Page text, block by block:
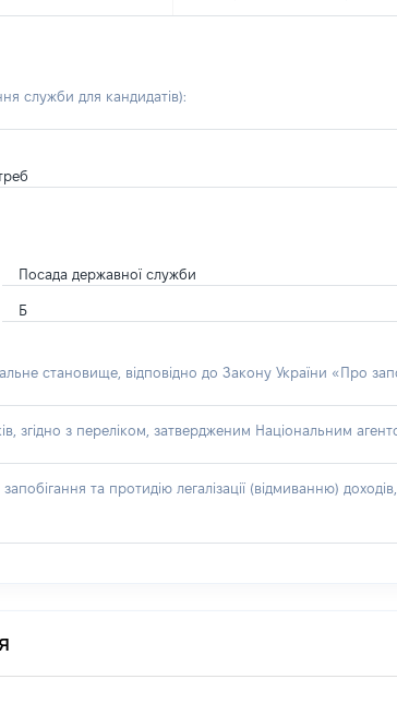
служби для кандидатів):
Посада державної служби
Б
становище, відповідно до Закону України «Про
з переліком, затвердженим Національним
та протидію легалізації (відмиванню)